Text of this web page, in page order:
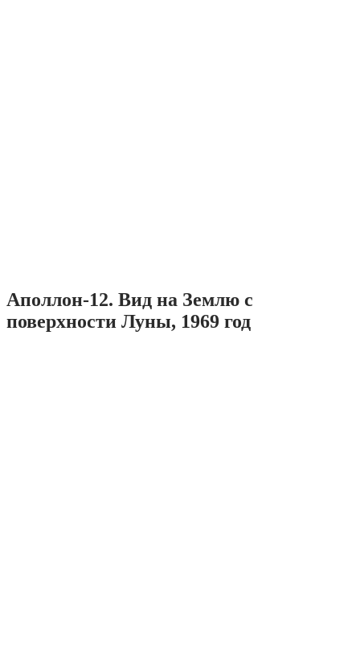
Аполлон-12. Вид на Землю с
поверхности Луны, 1969 год